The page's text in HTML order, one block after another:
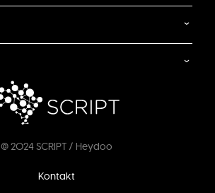
@ 2024 SCRIPT / Heydoo
Kontakt